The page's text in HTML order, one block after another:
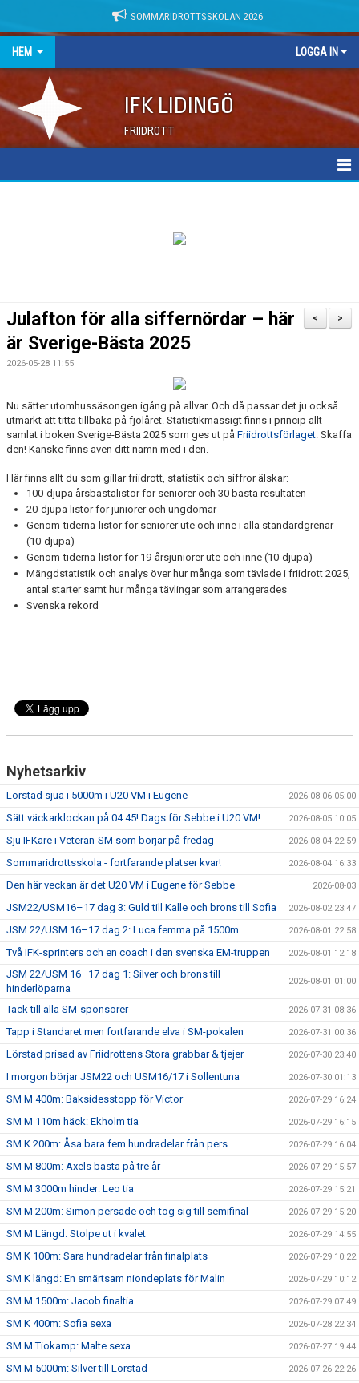
SOMMARIDROTTSSKOLAN 2026
HEM LOGGA IN
IFK LIDINGÖ
FRIIDROTT
>
<
Julafton för alla siffernördar – här
är Sverige-Bästa 2025
2026-05-28 11:55
Nu sätter utomhussäsongen igång på allvar. Och då passar det ju också
utmärkt att titta tillbaka på fjolåret. Statistikmässigt finns i princip allt
samlat i boken Sverige-Bästa 2025 som ges ut på Friidrottsförlaget. Skaffa
den! Kanske finns även ditt namn med i den.
Här finns allt du som gillar friidrott, statistik och siffror älskar:
100-djupa årsbästalistor för seniorer och 30 bästa resultaten
20-djupa listor för juniorer och ungdomar
Genom-tiderna-listor för seniorer ute och inne i alla standardgrenar
(10-djupa)
Genom-tiderna-listor för 19-årsjuniorer ute och inne (10-djupa)
Mängdstatistik och analys över hur många som tävlade i friidrott 2025,
antal starter samt hur många tävlingar som arrangerades
Svenska rekord
Nyhetsarkiv
Lörstad sjua i 5000m i U20 VM i Eugene 2026-08-06 05:00
Sätt väckarklockan på 04.45! Dags för Sebbe i U20 VM! 2026-08-05 10:05
Sju IFKare i Veteran-SM som börjar på fredag 2026-08-04 22:59
Sommaridrottsskola - fortfarande platser kvar! 2026-08-04 16:33
Den här veckan är det U20 VM i Eugene för Sebbe 2026-08-03
JSM22/USM16–17 dag 3: Guld till Kalle och brons till Sofia 2026-08-02 23:47
JSM 22/USM 16–17 dag 2: Luca femma på 1500m 2026-08-01 22:58
Två IFK-sprinters och en coach i den svenska EM-truppen 2026-08-01 12:18
JSM 22/USM 16–17 dag 1: Silver och brons till
hinderlöparna
2026-08-01 01:00
Tack till alla SM-sponsorer 2026-07-31 08:36
Tapp i Standaret men fortfarande elva i SM-pokalen 2026-07-31 00:36
Lörstad prisad av Friidrottens Stora grabbar & tjejer 2026-07-30 23:40
I morgon börjar JSM22 och USM16/17 i Sollentuna 2026-07-30 01:13
SM M 400m: Baksidesstopp för Victor 2026-07-29 16:24
SM M 110m häck: Ekholm tia 2026-07-29 16:15
SM K 200m: Åsa bara fem hundradelar från pers 2026-07-29 16:04
SM M 800m: Axels bästa på tre år 2026-07-29 15:57
SM M 3000m hinder: Leo tia 2026-07-29 15:21
SM M 200m: Simon persade och tog sig till semifinal 2026-07-29 15:20
SM M Längd: Stolpe ut i kvalet 2026-07-29 14:55
SM K 100m: Sara hundradelar från finalplats 2026-07-29 10:22
SM K längd: En smärtsam niondeplats för Malin 2026-07-29 10:12
SM M 1500m: Jacob finaltia 2026-07-29 07:49
SM K 400m: Sofia sexa 2026-07-28 22:34
SM M Tiokamp: Malte sexa 2026-07-27 19:44
SM M 5000m: Silver till Lörstad 2026-07-26 22:26